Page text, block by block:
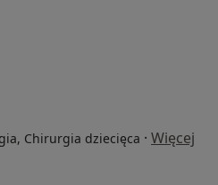
Chirurgia dziecięca · Więcej